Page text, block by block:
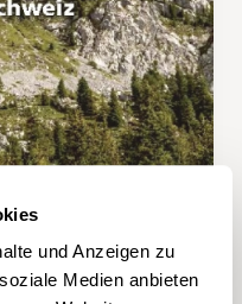
und Anzeigen zu
Medien anbieten